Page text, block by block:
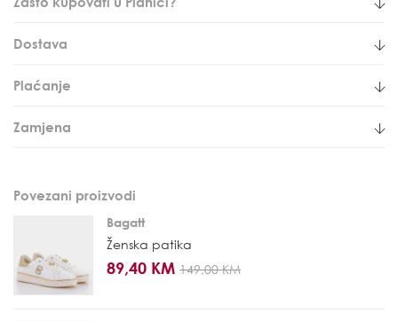
Dostava
Plaćanje
Zamjena
Povezani proizvodi
Bagatt
Ženska patika
89,40 KM 149,00 KM